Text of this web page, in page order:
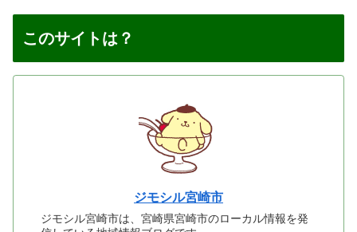
このサイトは？
ジモシル宮崎市
ジモシル宮崎市は、宮崎県宮崎市のローカル情報を発